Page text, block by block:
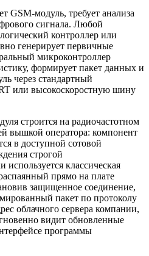
GSM-модуль, требует анализа
сигнала. Любой
контроллер или
генерирует первичные
микроконтроллер
формирует пакет данных и
через стандартный
или высокоскоростную шину
строится на радиочастотном
вышкой оператора: компонент
в доступной сотовой
строгой
используется классическая
прямо на плате
защищенное соединение,
пакет по протоколу
облачного сервера компании,
видит обновленные
программы